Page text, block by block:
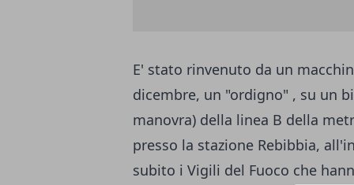
E' stato rinvenuto da un
dicembre, un "ordigno" , su un
manovra) della linea B della
presso la stazione Rebibbia,
subito i Vigili del Fuoco che